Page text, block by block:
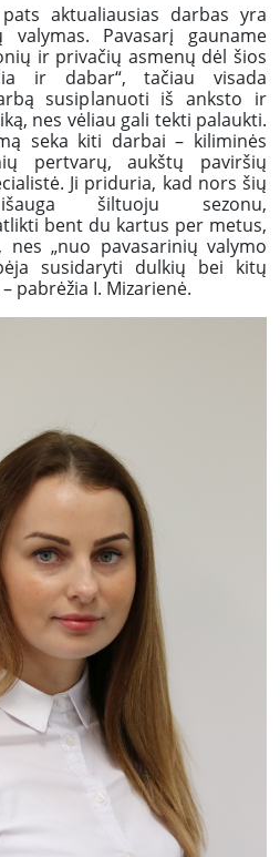
aktualiausias darbas yra
Pavasarį gauname
ir privačių asmenų dėl šios
ir dabar“, tačiau visada
susiplanuoti iš anksto ir
nes vėliau gali tekti palaukti.
seka kiti darbai – kiliminės
pertvarų, aukštų paviršių
Ji priduria, kad nors šių
šiltuoju sezonu,
bent du kartus per metus,
„nuo pavasarinių valymo
susidaryti dulkių bei kitų
pabrėžia I. Mizarienė.